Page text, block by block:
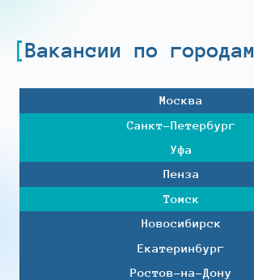
Вакансии по городам
Москва
Санкт-Петербург
Уфа
Пенза
Томск
Новосибирск
Екатеринбург
Ростов-на-Дону